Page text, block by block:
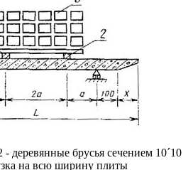
деревянные брусья сечением 10´10
на всю ширину плиты